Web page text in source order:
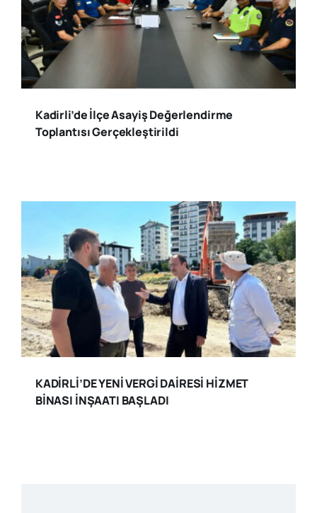
Kadirli’de İlçe Asayiş Değerlendirme
Toplantısı Gerçekleştirildi
KADİRLİ’DE YENİ VERGİ DAİRESİ HİZMET
BİNASI İNŞAATI BAŞLADI